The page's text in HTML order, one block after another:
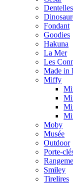
Dentelles
Fondant
Goodies
Hakuna
La Mer
Les
Made in
Miffy
Moby
Musée
Outdoor
Porte-
Smiley
Tirelires